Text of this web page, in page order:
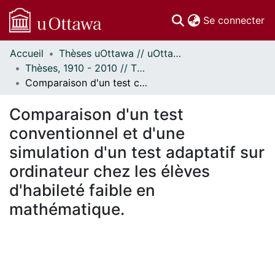
Se connecter
Communautés
et collections
Parcourir
À propos
Accueil
Thèses uOttawa // uOttawa Theses
Thèses, 1910 - 2010 // Theses, 1910 - 2010
Comparaison d'un test conventionnel et d'une simulation d'un test adaptatif sur ordinateur chez les élèves d'habileté faible en mathématique.
Comparaison d'un test
conventionnel et d'une
simulation d'un test adaptatif sur
ordinateur chez les élèves
d'habileté faible en
mathématique.